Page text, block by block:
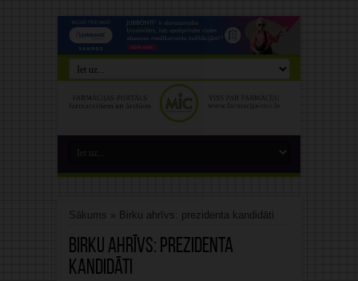
Sākums » Birku ahrīvs: prezidenta kandidāti
Birku ahrīvs: prezidenta
kandidāti